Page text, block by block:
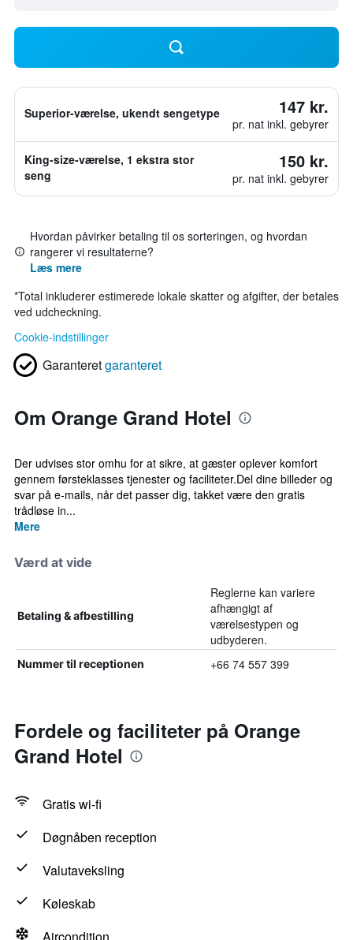
Superior-værelse, ukendt sengetype 147 kr.
pr. nat inkl. gebyrer
King-size-værelse, 1 ekstra stor
seng
150 kr.
pr. nat inkl. gebyrer
Hvordan påvirker betaling til os sorteringen, og hvordan
rangerer vi resultaterne?
Læs mere
*Total inkluderer estimerede lokale skatter og afgifter, der betales
ved udcheckning.
Cookie-indstillinger
Garanteretgaranteret
Om Orange Grand Hotel
Der udvises stor omhu for at sikre, at gæster oplever komfort
gennem førsteklasses tjenester og faciliteter.Del dine billeder og
svar på e-mails, når det passer dig, takket være den gratis
trådløse in...
Mere
Værd at vide
Betaling & afbestilling
Reglerne kan variere
afhængigt af
værelsestypen og
udbyderen.
Nummer til receptionen +66 74 557 399
Fordele og faciliteter på Orange
Grand Hotel
Gratis wi-fi
Døgnåben reception
Valutaveksling
Køleskab